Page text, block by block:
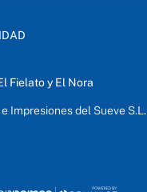
Fielato y El Nora
Impresiones del Sueve S.L.